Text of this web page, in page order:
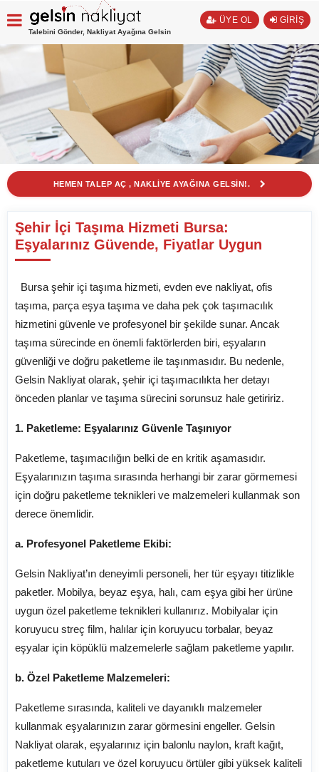
Talebini Gönder, Nakliyat Ayağına Gelsin
ÜYE OL GİRİŞ
HEMEN TALEP AÇ , NAKLİYE AYAĞINA GELSİN!.
Şehir İçi Taşıma Hizmeti Bursa:
Eşyalarınız Güvende, Fiyatlar Uygun
Bursa şehir içi taşıma hizmeti, evden eve nakliyat, ofis
taşıma, parça eşya taşıma ve daha pek çok taşımacılık
hizmetini güvenle ve profesyonel bir şekilde sunar. Ancak
taşıma sürecinde en önemli faktörlerden biri, eşyaların
güvenliği ve doğru paketleme ile taşınmasıdır. Bu nedenle,
Gelsin Nakliyat olarak, şehir içi taşımacılıkta her detayı
önceden planlar ve taşıma sürecini sorunsuz hale getiririz.
1. Paketleme: Eşyalarınız Güvenle Taşınıyor
Paketleme, taşımacılığın belki de en kritik aşamasıdır.
Eşyalarınızın taşıma sırasında herhangi bir zarar görmemesi
için doğru paketleme teknikleri ve malzemeleri kullanmak son
derece önemlidir.
a. Profesyonel Paketleme Ekibi:
Gelsin Nakliyat’ın deneyimli personeli, her tür eşyayı titizlikle
paketler. Mobilya, beyaz eşya, halı, cam eşya gibi her ürüne
uygun özel paketleme teknikleri kullanırız. Mobilyalar için
koruyucu streç film, halılar için koruyucu torbalar, beyaz
eşyalar için köpüklü malzemelerle sağlam paketleme yapılır.
b. Özel Paketleme Malzemeleri:
Paketleme sırasında, kaliteli ve dayanıklı malzemeler
kullanmak eşyalarınızın zarar görmesini engeller. Gelsin
Nakliyat olarak, eşyalarınız için balonlu naylon, kraft kağıt,
paketleme kutuları ve özel koruyucu örtüler gibi yüksek kaliteli